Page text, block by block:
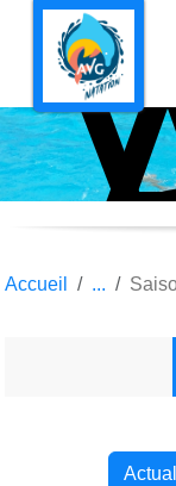
Accueil
Panneau de gestion